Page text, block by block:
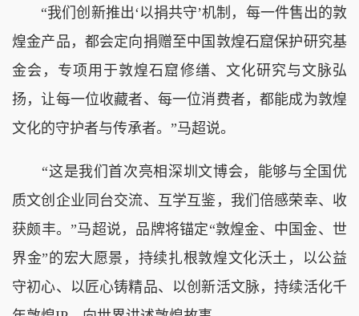
“我们创新推出‘以捐共守’机制，每一件售出的敦
煌金产品，都会定向捐赠至中国敦煌石窟保护研究基
金会，专项用于敦煌石窟修缮、文化研究与文脉弘
扬，让每一位收藏者、每一位消费者，都能成为敦煌
文化的守护者与传承者。”马超说。
“这是我们首次亮相深圳文博会，能够与全国优
质文创企业同台交流、互学互鉴，我们倍感荣幸、收
获颇丰。”马超说，品牌将锚定“敦煌金、中国金、世
界金”的宏大愿景，持续扎根敦煌文化沃土，以公益
守初心、以匠心铸精品、以创新活文脉，持续活化千